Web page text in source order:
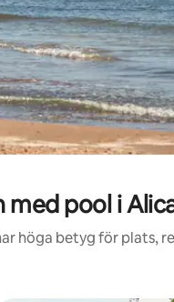
med pool i
höga betyg för plats,